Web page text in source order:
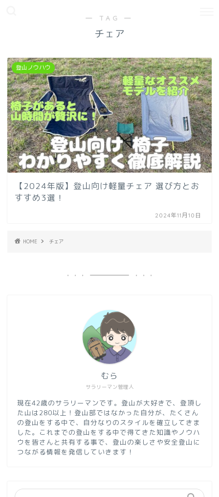
― TAG ―
チェア
登山ノウハウ
【2024年版】登山向け軽量チェア 選び方とお
すすめ3選！
2024年11月10日
HOME チェア
サラリーマン管理人
むら
現在42歳のサラリーマンです。登山が大好きで、登頂し
た山は280以上！登山部ではなかった自分が、たくさん
の登山をする中で、自分なりのスタイルを確立してきま
した。これまでの登山をする中で得てきた知識やノウハ
ウを皆さんと共有する事で、登山の楽しさや安全登山に
つながる情報を発信していきます！